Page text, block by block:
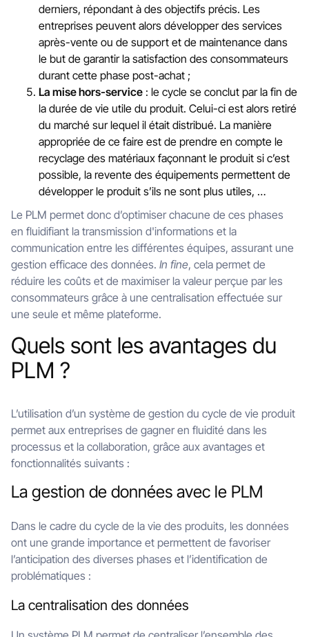
derniers, répondant à des objectifs précis. Les
entreprises peuvent alors développer des services
après-vente ou de support et de maintenance dans
le but de garantir la satisfaction des consommateurs
durant cette phase post-achat ;
La mise hors-service : le cycle se conclut par la fin de
la durée de vie utile du produit. Celui-ci est alors retiré
du marché sur lequel il était distribué. La manière
appropriée de ce faire est de prendre en compte le
recyclage des matériaux façonnant le produit si c’est
possible, la revente des équipements permettent de
développer le produit s’ils ne sont plus utiles, …
Le PLM permet donc d’optimiser chacune de ces phases
en fluidifiant la transmission d'informations et la
communication entre les différentes équipes, assurant une
gestion efficace des données. In fine, cela permet de
réduire les coûts et de maximiser la valeur perçue par les
consommateurs grâce à une centralisation effectuée sur
une seule et même plateforme.
Quels sont les avantages du
PLM ?
L’utilisation d’un système de gestion du cycle de vie produit
permet aux entreprises de gagner en fluidité dans les
processus et la collaboration, grâce aux avantages et
fonctionnalités suivants :
La gestion de données avec le PLM
Dans le cadre du cycle de la vie des produits, les données
ont une grande importance et permettent de favoriser
l’anticipation des diverses phases et l’identification de
problématiques :
La centralisation des données